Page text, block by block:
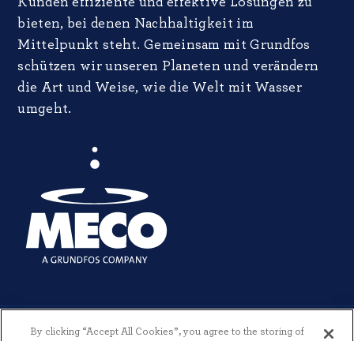
bieten, bei denen Nachhaltigkeit im
Mittelpunkt steht. Gemeinsam mit Grundfos
schützen wir unseren Planeten und verändern
die Art und Weise, wie die Welt mit Wasser
umgeht.
By clicking “Accept All Cookies”, you agree to the storing of